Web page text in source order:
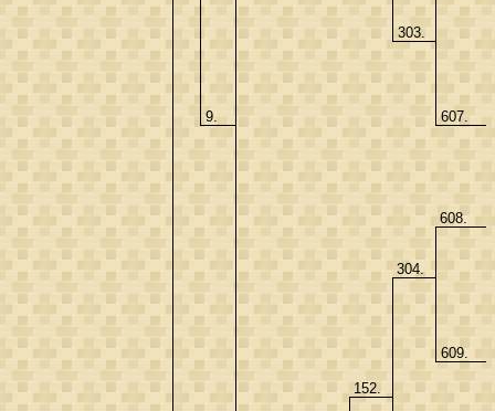
9.
303.
607.
152.
304.
608.
609.